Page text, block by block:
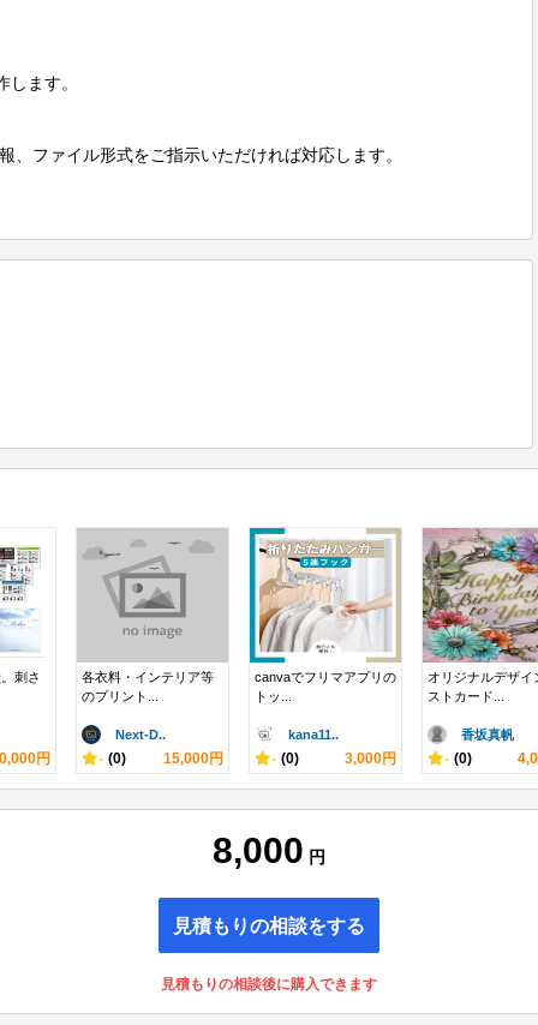
ます。
、ファイル形式をご指示いただければ対応します。
刺さ
円
各衣料・インテリア等
のプリント...
Next-D..
- (0) 15,000円
canvaでフリマアプリの
トッ...
kana11..
- (0) 3,000円
オリジナルデザイ
ストカード...
香坂真帆
- (0)
8,000 円
見積もりの相談をする
見積もりの相談後に購入できます